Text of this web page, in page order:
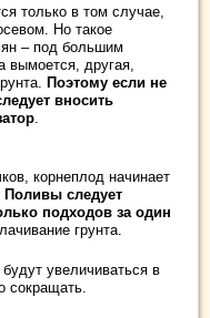
только в том случае,
Но такое
– под большим
вымоется, другая,
Поэтому если не
вносить
.
корнеплод начинает
Поливы следует
подходов за один
грунта.
увеличиваться в
сокращать.